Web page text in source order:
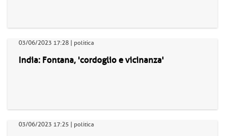
03/06/2023 17:28 | politica
India: Fontana, 'cordoglio e vicinanza'
03/06/2023 17:25 | politica